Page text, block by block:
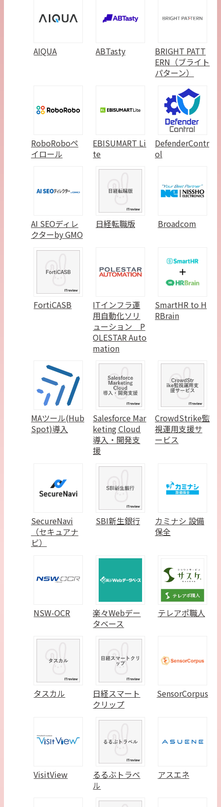
AIQUA ABTasty
BRIGHT PATT
ERN（ブライト
パターン）
RoboRoboペ
イロール
EBISUMART Li
te
DefenderContr
ol
AI SEOディレ
クターby GMO
日経転職版 Broadcom
FortiCASB
ITインフラ運
用自動化ソリ
ューション P
OLESTAR Auto
mation
SmartHR to H
RBrain
MAツール(Hub
Spot)導入
Salesforce Mar
keting Cloud
導入・開発支
援
CrowdStrike監
視運用支援サ
ービス
SecureNavi
（セキュアナ
ビ）
SBI新生銀行
カミナシ 設備
保全
NSW-OCR
楽々Webデー
タベース
テレアポ職人
タスカル
日経スマート
クリップ
SensorCorpus
VisitView
るるぶトラベ
ル
アスエネ